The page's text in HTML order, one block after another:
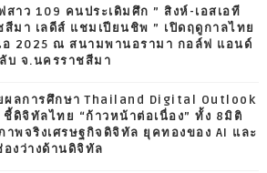
าว 109 คนประเดิมศึก ” สิงห์-เอสเอที
สีมา เลดีส์ แชมเปียนชิพ ” เปิดฤดูกาลไทย
อ 2025 ณ สนามพานอรามา กอล์ฟ แอนด์
บ จ.นครราชสีมา
ยผลการศึกษา Thailand Digital Outlook
ชี้ดิจิทัลไทย “ก้าวหน้าต่อเนื่อง” ทั้ง 8มิติ
าพจริงเศรษฐกิจดิจิทัล ยุคทองของ AI และ
งว่างด้านดิจิทัล